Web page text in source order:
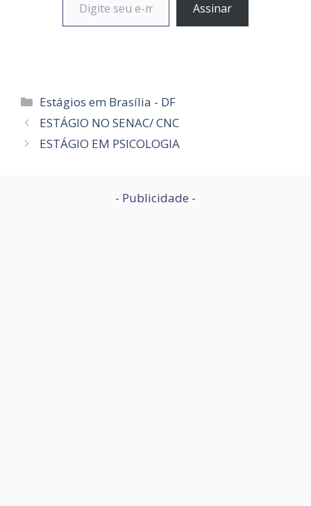
Assinar
Categorias
Estágios em Brasília - DF
ESTÁGIO NO SENAC/ CNC
ESTÁGIO EM PSICOLOGIA
- Publicidade -